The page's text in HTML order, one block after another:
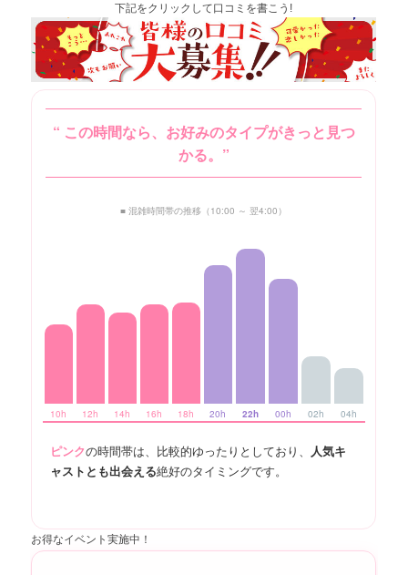
下記をクリックして口コミを書こう!
“ この時間なら、お好みのタイプがきっと見つ
かる。”
■ 混雑時間帯の推移（10:00 ～ 翌4:00）
10h 12h 14h 16h 18h 20h 22h 00h 02h 04h
ピンクの時間帯は、比較的ゆったりとしており、
人気キ
ャストとも出会える絶好のタイミングです。
お得なイベント実施中！